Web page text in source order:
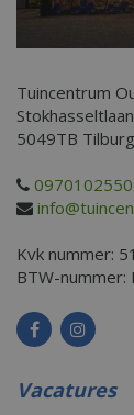
Tuincentrum
5049TB Tilburg
Kvk nummer:
BTW-nummer:
Vacatures